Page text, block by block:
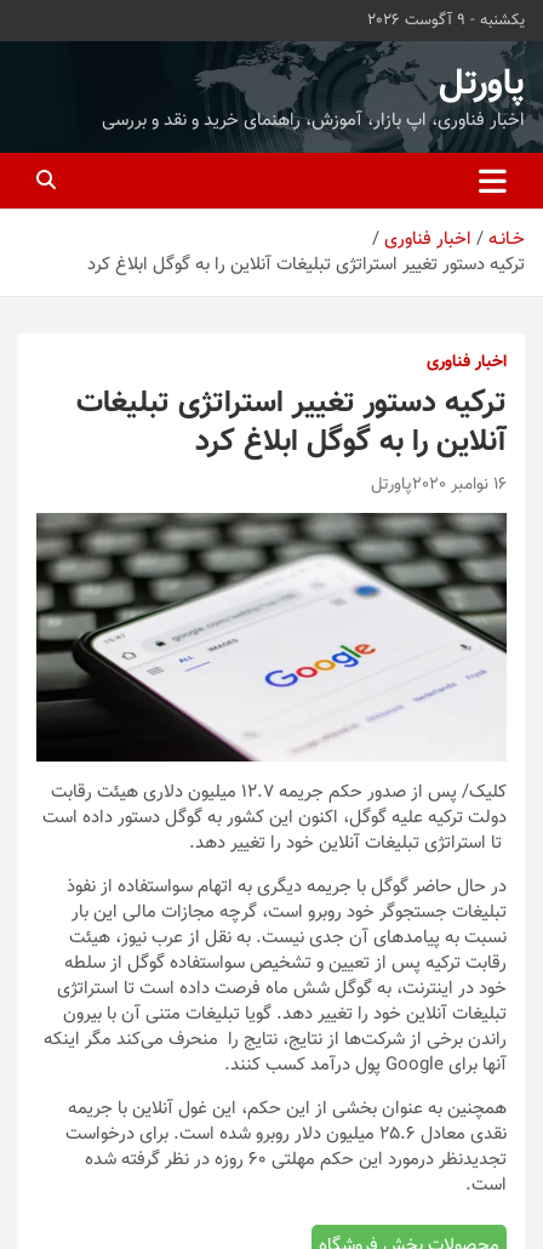
محتوا
بروید
یکشنبه - 9 آگوست 2026
پاورتل
اخبار فناوری، اپ بازار، آموزش، راهنمای خرید و نقد و بررسی
خـانـه
اخبار فناوری
ترکیه دستور تغییر استراتژی تبلیغات آنلاین را به گوگل ابلاغ کرد
اخبار فناوری
ترکیه دستور تغییر استراتژی تبلیغات
آنلاین را به گوگل ابلاغ کرد
16 نوامبر 2020 پاورتل
کلیک
/ پس از صدور حکم جریمه 12.7 میلیون دلاری هیئت رقابت
دولت ترکیه علیه گوگل، اکنون این کشور به گوگل دستور داده ‌است
تا استراتژی تبلیغات آنلاین خود را تغییر دهد.
در حال حاضر گوگل با جریمه دیگری به اتهام سواستفاده از نفوذ
تبلیغات جستجوگر خود روبرو است، گرچه مجازات مالی این بار
نسبت به پیامدهای آن جدی نیست. به نقل از عرب نیوز، هیئت
رقابت ترکیه پس از تعیین و تشخیص سواستفاده گوگل از سلطه
خود در اینترنت، به گوگل شش ماه فرصت داده است تا استراتژی
تبلیغات آنلاین خود را تغییر دهد. گویا تبلیغات متنی آن با بیرون
راندن برخی از شرکت‌ها از نتایج، نتایج را منحرف می‌کند مگر اینکه
آنها برای Google پول درآمد کسب کنند.
همچنین به عنوان بخشی از این حکم، این غول آنلاین با جریمه
نقدی معادل 25.6 میلیون دلار روبرو شده است. برای درخواست
تجدیدنظر درمورد این حکم مهلتی 60 روزه در نظر گرفته شده
است.